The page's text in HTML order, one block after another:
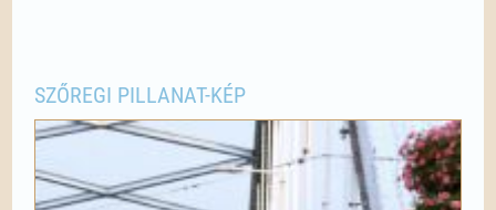
SZŐREGI PILLANAT-KÉP